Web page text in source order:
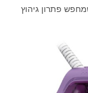
פתרון גיהוץ